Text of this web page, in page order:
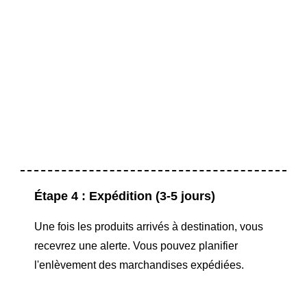
Étape 4 : Expédition (3-5 jours)
Une fois les produits arrivés à destination, vous
recevrez une alerte. Vous pouvez planifier
l'enlèvement des marchandises expédiées.